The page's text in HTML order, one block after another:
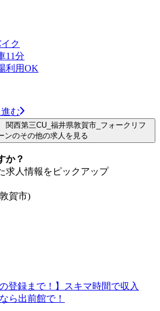
ク
11分
利用OK
む
西第三CU_福井県敦賀市_フォークリフ
ンのその他の求人を見る
か？
求人情報をピックアップ
賀市)
登録まで！】スキマ時間で収入
ら出前館で！